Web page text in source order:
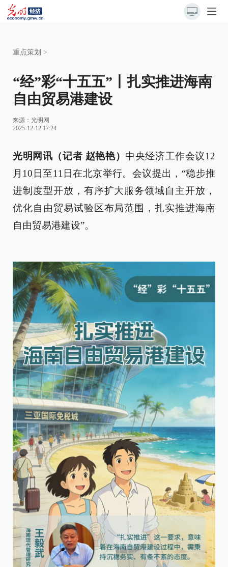
重点策划 >
“经”彩“十五五”丨扎实推进海南
自由贸易港建设
来源： 光明网
2025-12-12 17:24
光明网讯（记者 赵艳艳） 中央经济工作会议12
月10日至11日在北京举行。会议提出，“稳步推
进制度型开放，有序扩大服务领域自主开放，
优化自由贸易试验区布局范围，扎实推进海南
自由贸易港建设”。